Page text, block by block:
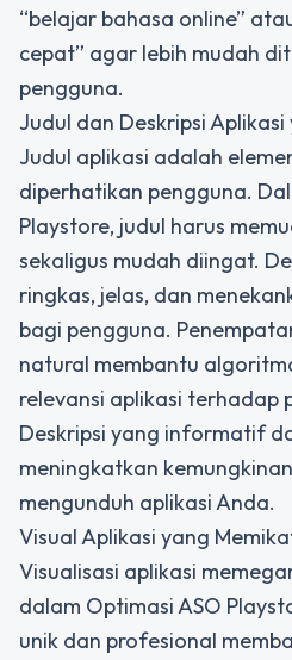
“belajar bahasa online”
cepat” agar lebih mudah
pengguna.
Judul dan Deskripsi
Judul aplikasi adalah
diperhatikan pengguna.
Playstore, judul harus
sekaligus mudah diingat.
ringkas, jelas, dan
bagi pengguna.
natural membantu
relevansi aplikasi terhadap
Deskripsi yang informatif
meningkatkan
mengunduh aplikasi Anda.
Visual Aplikasi yang
Visualisasi aplikasi
dalam Optimasi ASO
unik dan profesional